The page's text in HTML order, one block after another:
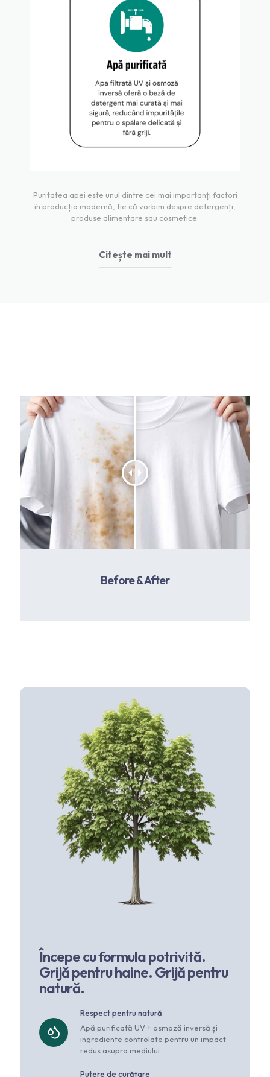
Puritatea apei este unul dintre cei mai importanți factori
în producția modernă, fie că vorbim despre detergenți,
produse alimentare sau cosmetice.
Citește mai mult
Before & After
Începe cu formula potrivită.
Grijă pentru haine. Grijă pentru
natură.
Respect pentru natură
Apă purificată UV + osmoză inversă și
ingrediente controlate pentru un impact
redus asupra mediului.
Putere de curățare